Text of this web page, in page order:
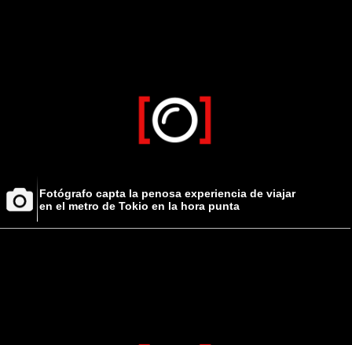
Fotógrafo capta la penosa experiencia de viajar
en el metro de Tokio en la hora punta